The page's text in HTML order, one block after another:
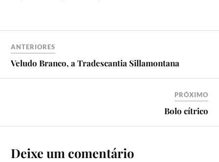
ANTERIORES
Veludo Branco, a Tradescantia Sillamontana
PRÓXIMO
Bolo cí­trico
Deixe um comentário